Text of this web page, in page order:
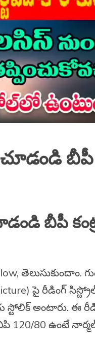
బీపీ
తెలుసుకుందాం.
పై రీడింగ్
అంటారు. ఈ
120/80 ఉంటే